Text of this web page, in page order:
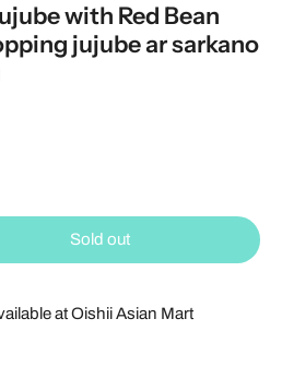
with Red Bean
jujube ar sarkano
Sold out
atOishii Asian Mart